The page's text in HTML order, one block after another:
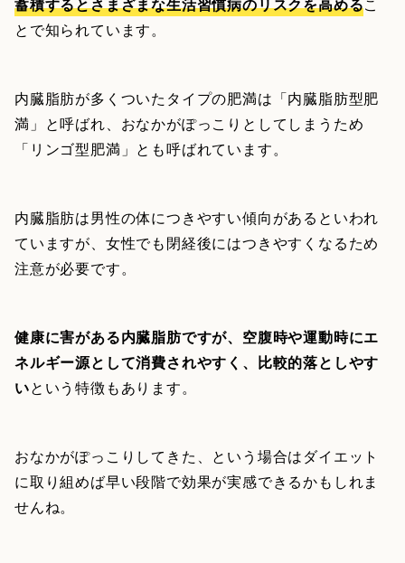
とで知られています。
内臓脂肪が多くついたタイプの肥満は「内臓脂肪型肥
満」と呼ばれ、おなかがぽっこりとしてしまうため
「リンゴ型肥満」とも呼ばれています。
内臓脂肪は男性の体につきやすい傾向があるといわれ
ていますが、女性でも閉経後にはつきやすくなるため
注意が必要です。
健康に害がある内臓脂肪ですが、空腹時や運動時にエ
ネルギー源として消費されやすく、比較的落としやす
いという特徴もあります。
おなかがぽっこりしてきた、という場合はダイエット
に取り組めば早い段階で効果が実感できるかもしれま
せんね。